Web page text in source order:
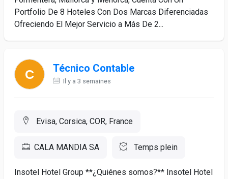
Portfolio De 8 Hoteles Con Dos Marcas Diferenciadas
Ofreciendo El Mejor Servicio a Más De 2...
Técnico Contable
Il y a 3 semaines
Evisa, Corsica, COR, France
CALA MANDIA SA Temps plein
Insotel Hotel Group **¿Quiénes somos?** Insotel Hotel